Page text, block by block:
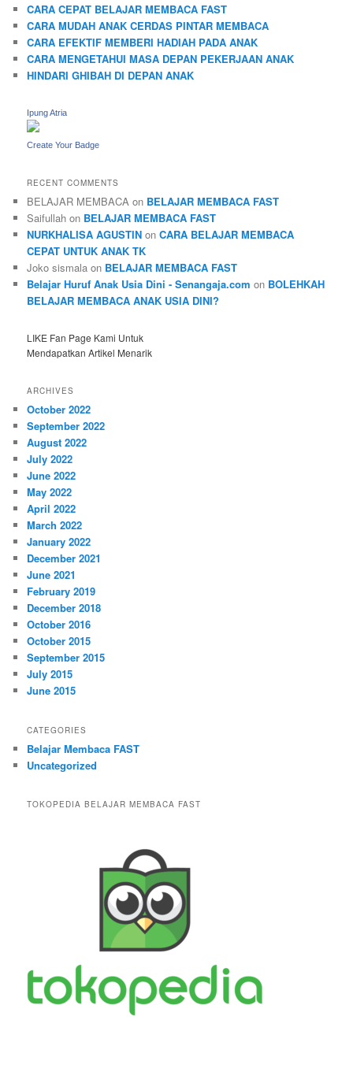
CARA CEPAT BELAJAR MEMBACA FAST
CARA MUDAH ANAK CERDAS PINTAR MEMBACA
CARA EFEKTIF MEMBERI HADIAH PADA ANAK
CARA MENGETAHUI MASA DEPAN PEKERJAAN ANAK
HINDARI GHIBAH DI DEPAN ANAK
Ipung Atria
Create Your Badge
RECENT COMMENTS
BELAJAR MEMBACA on BELAJAR MEMBACA FAST
Saifullah on BELAJAR MEMBACA FAST
NURKHALISA AGUSTIN onCARA BELAJAR MEMBACA
CEPAT UNTUK ANAK TK
Joko sismala on BELAJAR MEMBACA FAST
Belajar Huruf Anak Usia Dini - Senangaja.com on BOLEHKAH
BELAJAR MEMBACA ANAK USIA DINI?
LIKE Fan Page Kami Untuk
Mendapatkan Artikel Menarik
ARCHIVES
October 2022
September 2022
August 2022
July 2022
June 2022
May 2022
April 2022
March 2022
January 2022
December 2021
June 2021
February 2019
December 2018
October 2016
October 2015
September 2015
July 2015
June 2015
CATEGORIES
Belajar Membaca FAST
Uncategorized
TOKOPEDIA BELAJAR MEMBACA FAST